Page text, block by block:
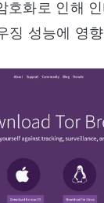
호화로 인해
징 성능에 영